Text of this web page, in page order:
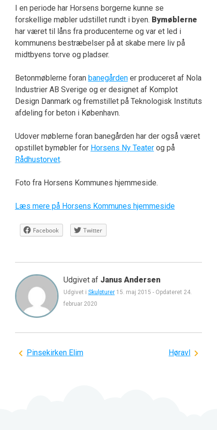
I en periode har Horsens borgerne kunne se
forskellige møbler udstillet rundt i byen. Bymøblerne
har været til låns fra producenterne og var et led i
kommunens bestræbelser på at skabe mere liv på
midtbyens torve og pladser.
Betonmøblerne foran banegårdener produceret af Nola
Industrier AB Sverige og er designet af Komplot
Design Danmark og fremstillet på Teknologisk Instituts
afdeling for beton i København.
Udover møblerne foran banegården har der også været
opstillet bymøbler for Horsens Ny Teaterog på
Rådhustorvet.
Foto fra Horsens Kommunes hjemmeside.
Læs mere på Horsens Kommunes hjemmeside
Facebook Twitter
Udgivet af Janus Andersen
Udgivet i Skulpturer 15. maj 2015 - Opdateret 24.
februar 2020
Indlægsnavigation
Pinsekirken Elim Høravl